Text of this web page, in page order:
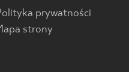
prywatności
strony